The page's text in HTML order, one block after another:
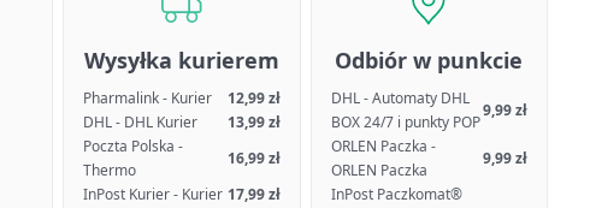
Wysyłka kurierem
Pharmalink - Kurier
12,99 zł
DHL - DHL Kurier
13,99 zł
Poczta Polska -
Thermo
16,99 zł
InPost Kurier - Kurier 17,99 zł
Odbiór w punkcie
DHL - Automaty DHL
BOX 24/7 i punkty POP
9,99 zł
ORLEN Paczka -
ORLEN Paczka
9,99 zł
InPost Paczkomat®